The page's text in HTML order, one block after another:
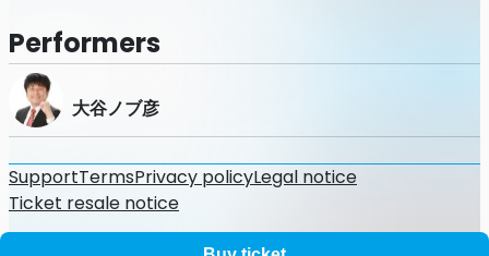
Performers
大谷ノブ彦
SupportTermsPrivacy policyLegal notice
Ticket resale notice